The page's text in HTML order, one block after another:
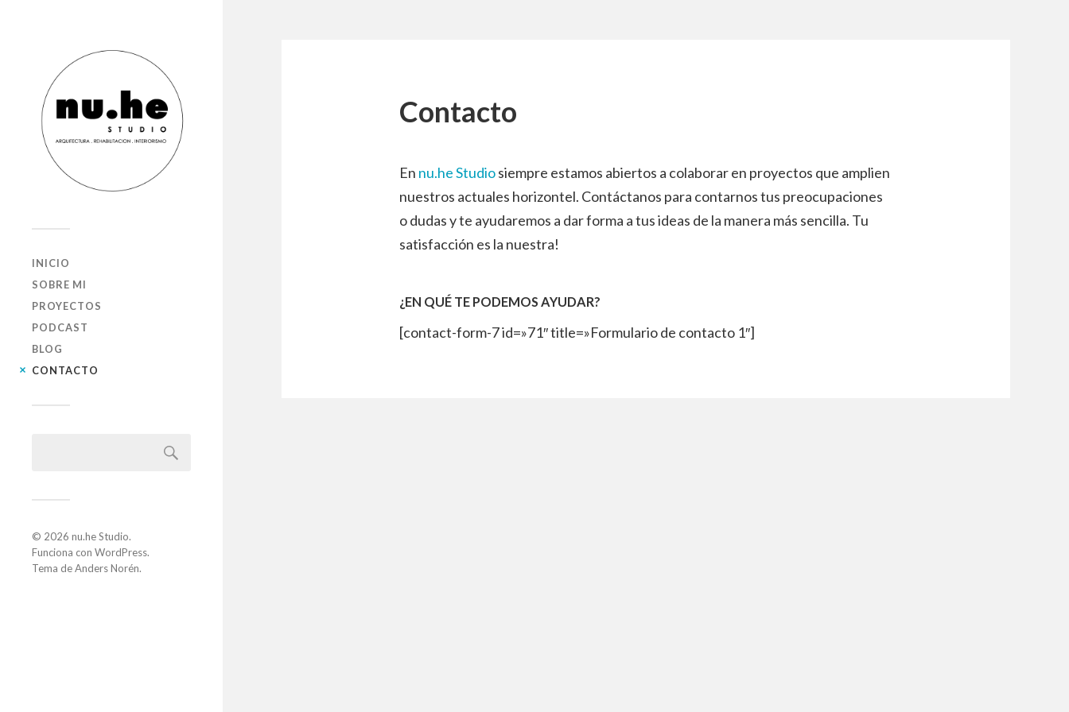
INICIO
SOBRE MI
PROYECTOS
PODCAST
BLOG
CONTACTO
© 2026 nu.he Studio.
Funciona con WordPress.
Tema deAnders Norén.
Contacto
En nu.he Studiosiempre estamos abiertos a colaborar en proyectos que amplien
nuestros actuales horizontel. Contáctanos para contarnos tus preocupaciones
o dudas y te ayudaremos a dar forma a tus ideas de la manera más sencilla. Tu
satisfacción es la nuestra!
¿EN QUÉ TE PODEMOS AYUDAR?
[contact-form-7 id=»71″ title=»Formulario de contacto 1″]